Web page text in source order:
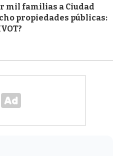
mil familias a Ciudad
propiedades públicas: